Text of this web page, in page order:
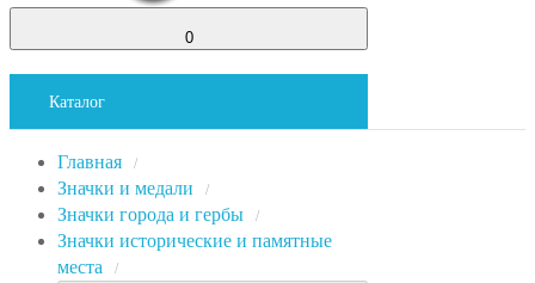
0
Каталог
Главная /
Значки и медали /
Значки города и гербы /
Значки исторические и памятные
места
/